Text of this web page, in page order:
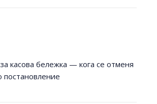
касова бележка — кога се отменя
постановление